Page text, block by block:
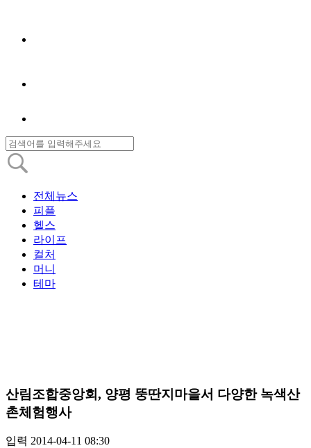
전체뉴스
피플
헬스
라이프
컬처
머니
테마
산림조합중앙회, 양평 뚱딴지마을서 다양한 녹색산
촌체험행사
입력 2014-04-11 08:30